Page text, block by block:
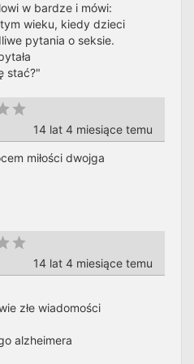
w bardze i mówi:
wieku, kiedy dzieci
pytania o seksie.
stać?"
14 lat 4 miesiące temu
miłości dwojga
14 lat 4 miesiące temu
złe wiadomości
alzheimera